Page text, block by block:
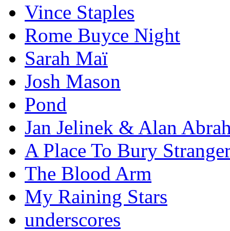
Vince Staples
Rome Buyce Night
Sarah Maï
Josh Mason
Pond
Jan Jelinek & Alan
A Place To Bury
The Blood Arm
My Raining Stars
underscores